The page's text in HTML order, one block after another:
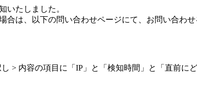
いたしました。
は、以下の問い合わせページにて、お問い合わせ
> 内容の項目に「IP」と「検知時間」と「直前に